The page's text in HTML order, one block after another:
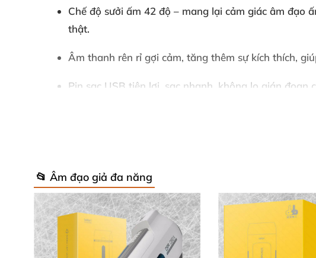
Chế độ sưởi ấm 42 độ – mang lại cảm giác âm đạo
thật.
Âm thanh rên rỉ gợi cảm, tăng thêm sự kích thích,
Pin sạc USB tiện lợi, sạc nhanh, không lo gián đoạn
xuất tinh sớm. Đây là trợ thủ đắc lực cho phái mạnh,
độ sau thời gian dài không gần gũi.
📂 Âm đạo giả đa năng